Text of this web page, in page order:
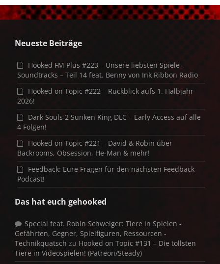
Neueste Beiträge
Hooked FM Plus #223 – Unsere liebsten Spiele-
Soundtracks – Teil 14 feat. Benny von Ink Ribbon Radio
Hooked on Topic #222 – Rückblick aufs 1. Halbjahr
2026!
Dark Souls 2 Sunken King DLC – Early Access auf alle
4 Folgen!
Hooked on Topic #221 – David & Robin über
Backrooms, Obsession, He-Man & mehr!
Feedback: Eure Fragen für den nächsten Feedback-
Podcast!
Das hat euch gehooked
Special feat. Robin Schweiger: Tiere in Spielen -
Gefährten, Gegner, Spielfiguren, Ressourcen -
Technikquatsch zu Hooked on Topic #131 – Die tollsten
Tiere in Videospielen! (Patreon/Steady)